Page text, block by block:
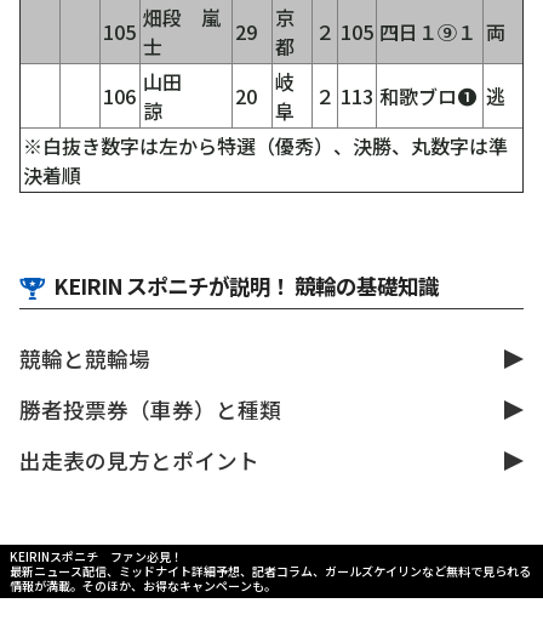
105 畑段 嵐
士
29
京
都
２ 105 四日１⑨１ 両
106 山田
諒
20
岐
阜
２ 113 和歌ブロ❶ 逃
※白抜き数字は左から特選（優秀）、決勝、丸数字は準
決着順
KEIRIN スポニチが説明！ 競輪の基礎知識
競輪と競輪場
勝者投票券（車券）と種類
出走表の見方とポイント
KEIRINスポニチ ファン必見！
最新ニュース配信、ミッドナイト詳細予想、記者コラム、ガールズケイリンなど無料で見られる
情報が満載。そのほか、お得なキャンペーンも。